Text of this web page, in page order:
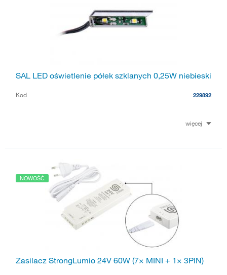
SAL LED oświetlenie półek szklanych 0,25W niebieski
Kod 229892
więcej
NOWOŚĆ
Zasilacz StrongLumio 24V 60W (7× MINI + 1× 3PIN)